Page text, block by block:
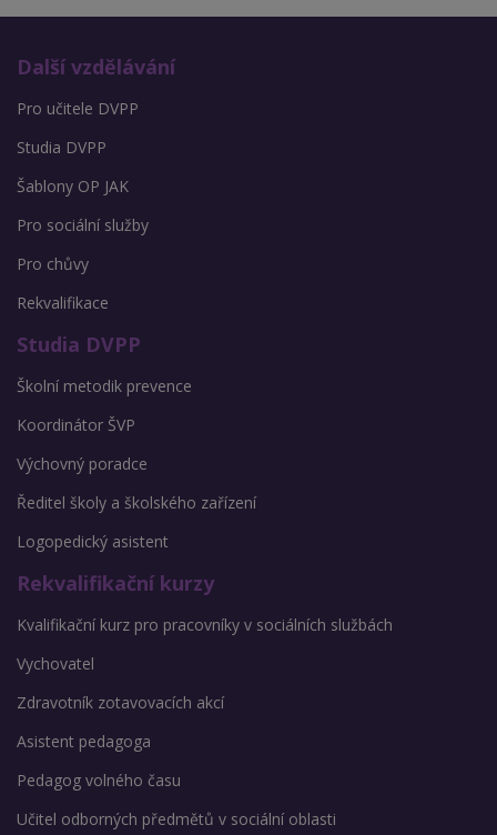
Další vzdělávání
Pro učitele DVPP
Studia DVPP
Šablony OP JAK
Pro sociální služby
Pro chůvy
Rekvalifikace
Studia DVPP
Školní metodik prevence
Koordinátor ŠVP
Výchovný poradce
Ředitel školy a školského zařízení
Logopedický asistent
Rekvalifikační kurzy
Kvalifikační kurz pro pracovníky v sociálních službách
Vychovatel
Zdravotník zotavovacích akcí
Asistent pedagoga
Pedagog volného času
Učitel odborných předmětů v sociální oblasti